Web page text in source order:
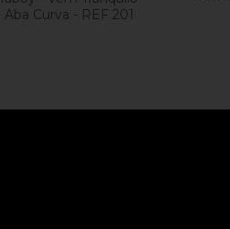
Curva - REF 201